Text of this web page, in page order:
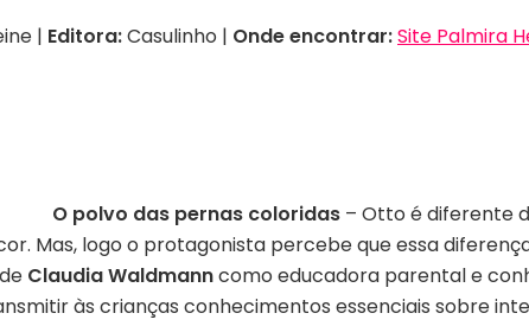
| Editora:Casulinho | Onde encontrar:Site Palmira
O polvo das pernas coloridas – Otto é diferente
Mas, logo o protagonista percebe que essa
Claudia Waldmanncomo educadora parental e
às crianças conhecimentos essenciais sobre